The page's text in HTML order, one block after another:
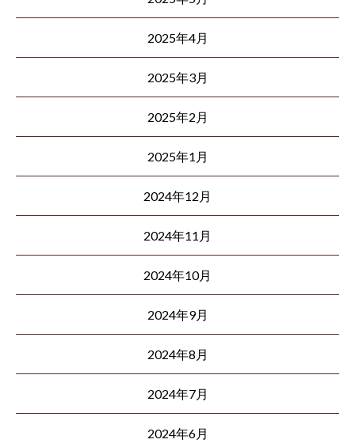
2025年4月
2025年3月
2025年2月
2025年1月
2024年12月
2024年11月
2024年10月
2024年9月
2024年8月
2024年7月
2024年6月